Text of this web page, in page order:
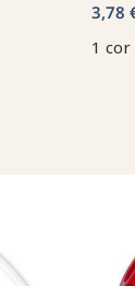
3,78
1 cor